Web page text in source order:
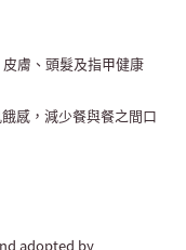
膚、頭髮及指甲健康
感，減少餐與餐之間口
adopted by